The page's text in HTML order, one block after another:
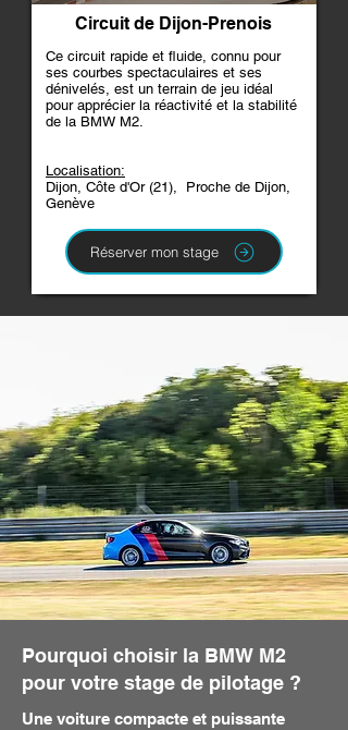
Circuit de Dijon-Prenois
Ce circuit rapide et fluide, connu pour
ses courbes spectaculaires et ses
dénivelés, est un terrain de jeu idéal
pour apprécier la réactivité et la stabilité
de la BMW M2.
Localisation:
Dijon, Côte d'Or (21), Proche de Dijon,
Genève
Réserver mon stage
Pourquoi choisir la BMW M2
pour votre stage de pilotage ?
Une voiture compacte et puissante